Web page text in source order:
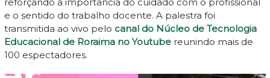
e o sentido do trabalho docente. A palestra foi
transmitida ao vivo pelo canal do Núcleo de Tecnologia
Educacional de Roraima no Youtubereunindo mais de
100 espectadores.